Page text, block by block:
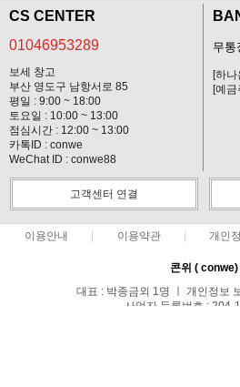
CS CENTER
01046953289
보세 창고
부산 영도구 남항서로 85
평일 : 9:00 ~ 18:00
토요일 : 10:00 ~ 13:00
점심시간 : 12:00 ~ 13:00
카톡ID : conwe
WeChat ID : conwe88
무통
[하
[예금
고객센터 연결
이용안내 이용약관 개인
콘위 ( conwe)
대표 : 박종금외 1명 ㅣ 개인정보
사업자 등록번호 : 204-